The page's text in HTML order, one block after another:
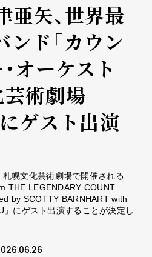
矢、世界最
ンド「カウン
オーケスト
芸術劇場
ゲスト出演
幌文化芸術劇場で開催される
THE LEGENDARY COUNT
by SCOTTY BARNHART with
にゲスト出演することが決定し